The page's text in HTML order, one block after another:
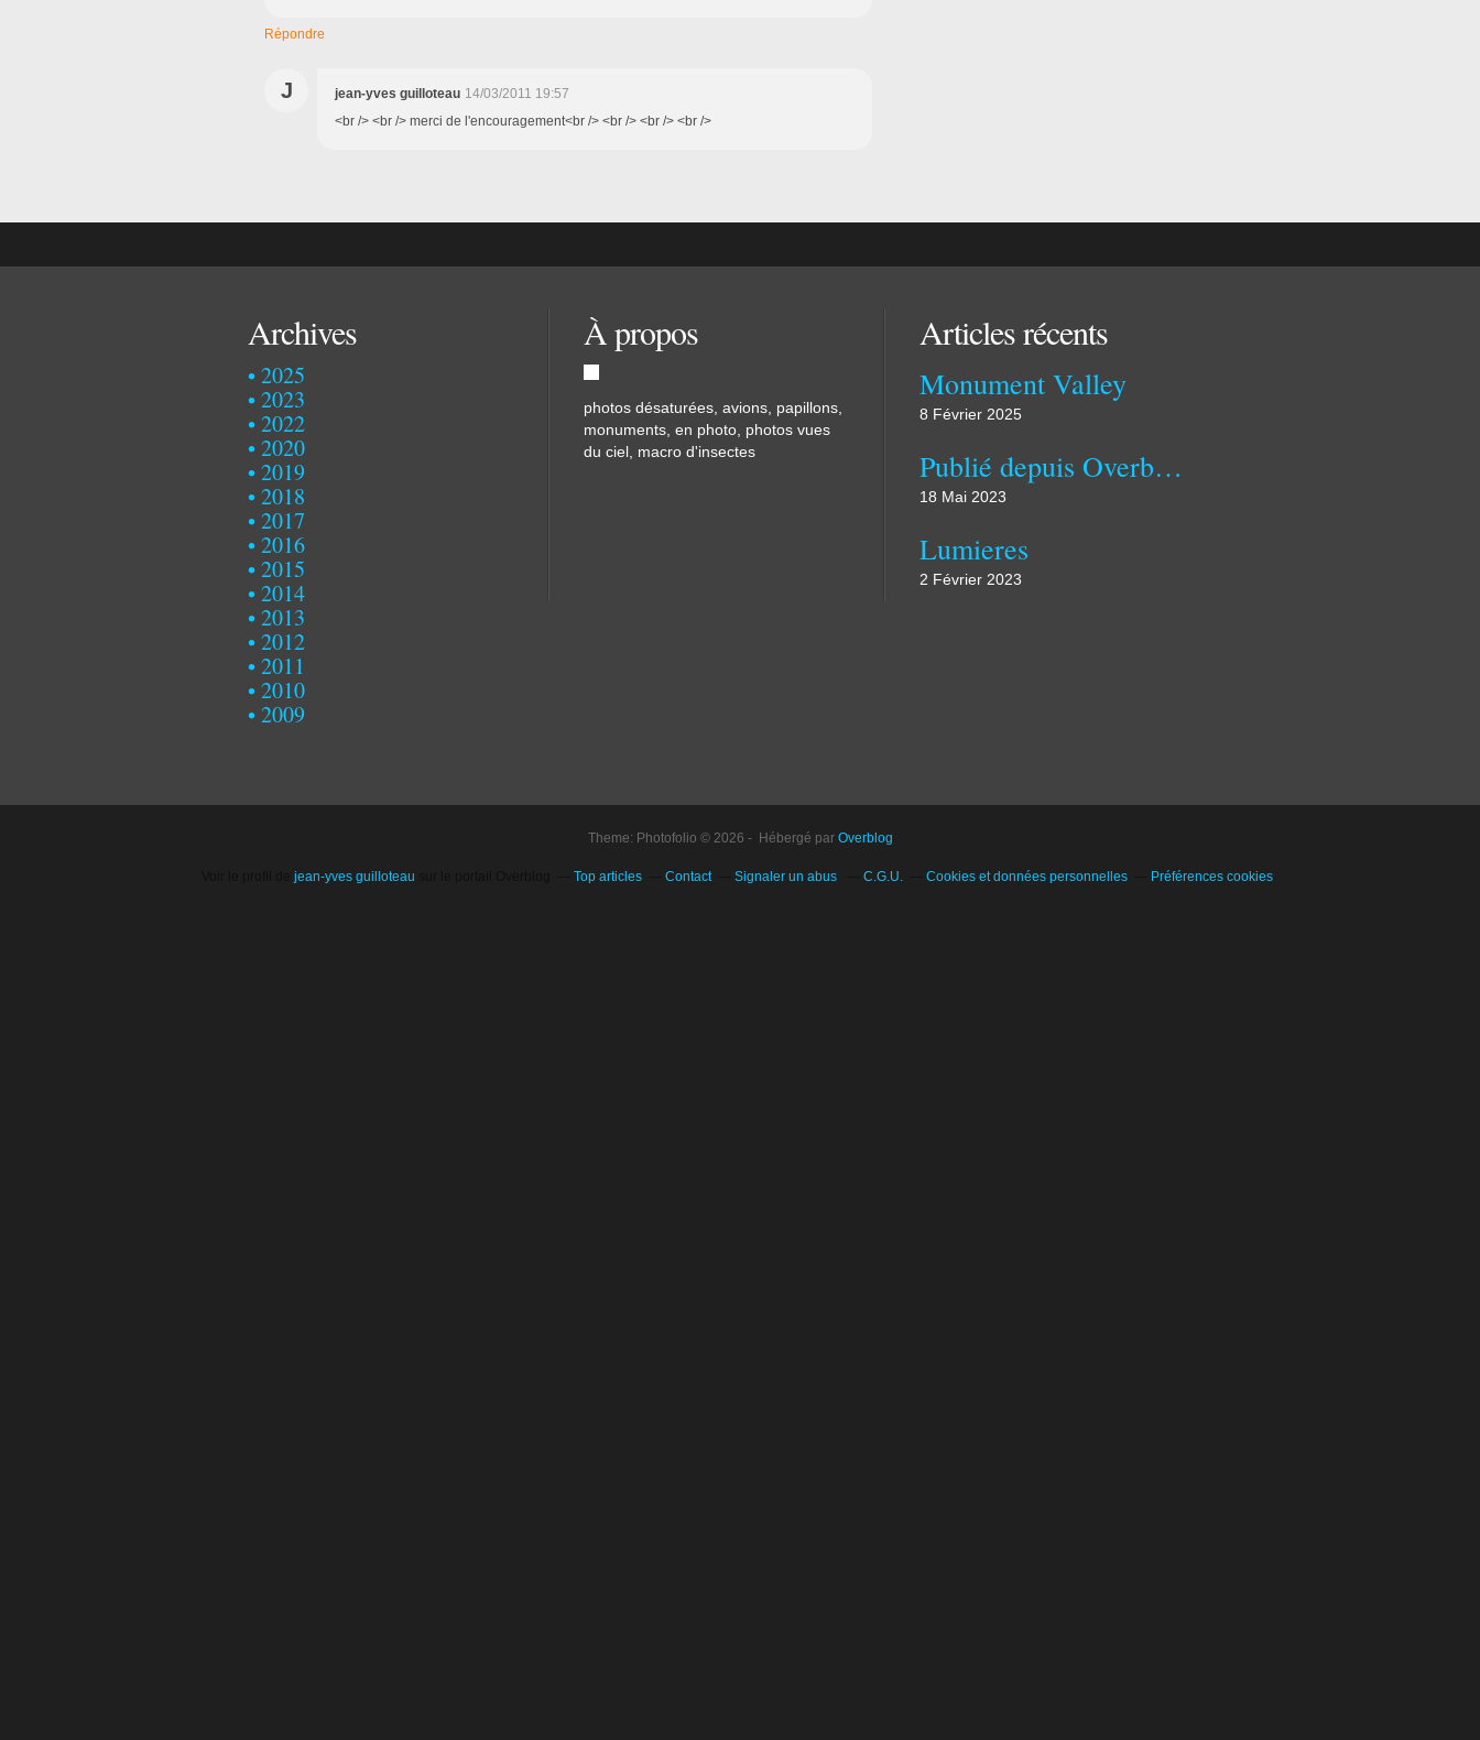
Répondre
J jean-yves guilloteau 14/03/2011 19:57
<br /> <br /> merci de l'encouragement<br /> <br /> <br /> <br />
Archives
2025
2023
2022
2020
2019
2018
2017
2016
2015
2014
2013
2012
2011
2010
2009
À propos
photos désaturées, avions, papillons,
monuments, en photo, photos vues
du ciel, macro d'insectes
Articles récents
Monument Valley
8 Février 2025
Publié depuis Overblog
18 Mai 2023
Lumieres
2 Février 2023
Theme: Photofolio © 2026 - Hébergé par Overblog
jean-yves guilloteau Top articles Contact Signaler un abus C.G.U. Cookies et données personnelles Préférences cookies